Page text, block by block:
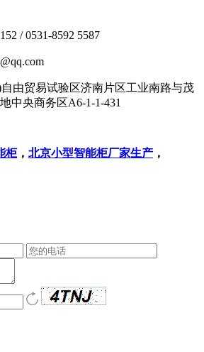
/ 0531-8592 5587
贸易试验区济南片区工业南路与茂
中央商务区A6-1-1-431
柜， 北京小型智能柜厂家生产 ，